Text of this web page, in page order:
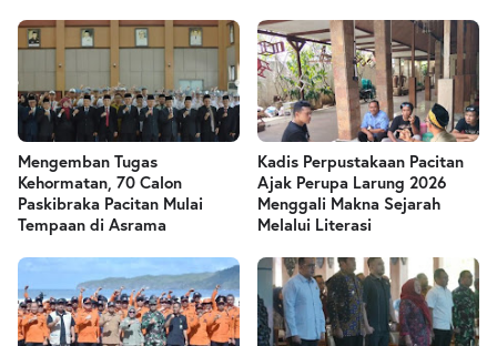
Mengemban Tugas
Kehormatan, 70 Calon
Paskibraka Pacitan Mulai
Tempaan di Asrama
Kadis Perpustakaan Pacitan
Ajak Perupa Larung 2026
Menggali Makna Sejarah
Melalui Literasi